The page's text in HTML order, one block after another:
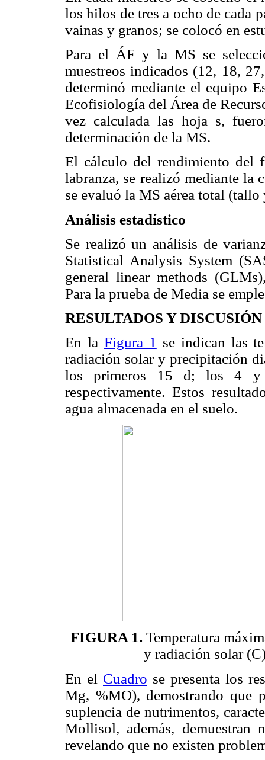
los hilos de tres a ocho de cada
vainas y granos; se colocó en
Para el ÁF y la MS se
muestreos indicados (12, 18,
determinó mediante el equipo
Ecofisiología del Área de
vez calculada las hoja s,
determinación de la MS.
El cálculo del rendimiento del
labranza, se realizó mediante la
se evaluó la MS aérea total
Análisis estadístico
Se realizó un análisis de
Statistical Analysis System
general linear methods
Para la prueba de Media se
RESULTADOS Y DISCUSIÓN
En la Figura 1 se indican las
radiación solar y precipitación
los primeros 15 d; los 4
respectivamente. Estos
agua almacenada en el suelo.
FIGURA 1. Temperatura
y radiación solar
En el Cuadro se presenta los
Mg, %MO), demostrando que
suplencia de nutrimentos,
Mollisol, además, demuestran
revelando que no existen